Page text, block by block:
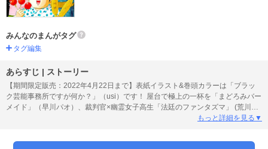
みんなのまんがタグ
タグ編集
あらすじ | ストーリー
【期間限定販売：2022年4月22日まで】表紙イラスト&巻頭カラーは「ブラッ
ク芸能事務所ですが何か？」（usi）です！ 屋台で極上の一杯を「まどろみバー
メイド」（早川パオ）、裁判官×幽霊女子高生「法廷のファンタズマ」 (荒川三
喜夫)、目指せ全国制覇！「神様のバレー」（西崎泰正×渡辺ツルヤ）、 「のん
もっと詳細を見る▼